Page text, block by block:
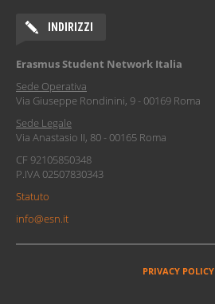
INDIRIZZI
Erasmus Student Network Italia
Sede Operativa
Via Giuseppe Rondinini, 9 - 00169 Roma
Sede Legale
Via Anastasio II, 80 - 00165 Roma
CF 92105850348
P.IVA 02507830343
Statuto
info@esn.it
PRIVACY POLICY